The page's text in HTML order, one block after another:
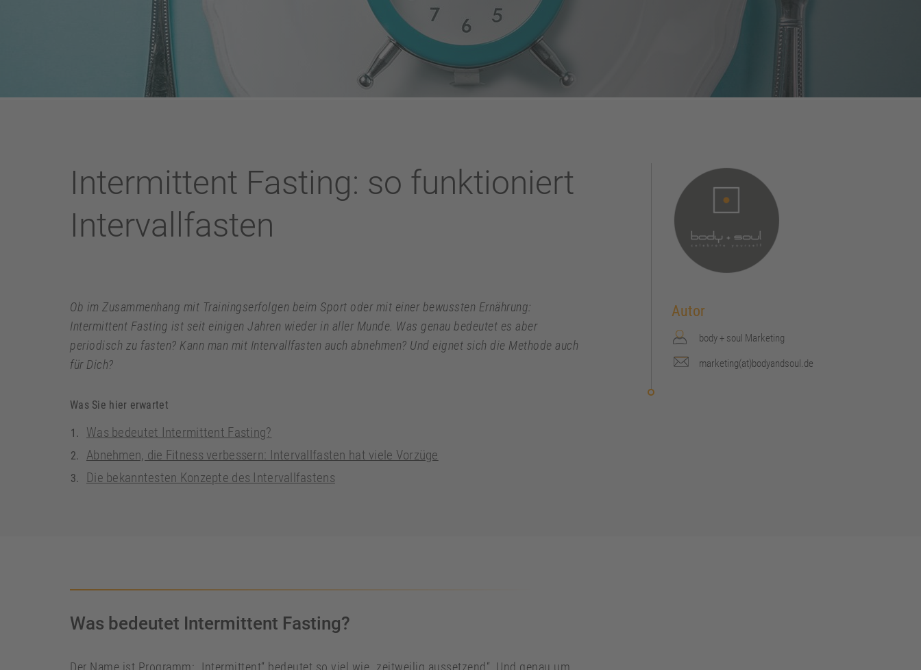
Intermittent Fasting: so funktioniert
Intervallfasten
Ob im Zusammenhang mit Trainingserfolgen beim Sport oder mit einer bewussten Ernährung:
Intermittent Fasting ist seit einigen Jahren wieder in aller Munde. Was genau bedeutet es aber
periodisch zu fasten? Kann man mit Intervallfasten auch abnehmen? Und eignet sich die Methode auch
für Dich?
Was Sie hier erwartet
Was bedeutet Intermittent Fasting?
Abnehmen, die Fitness verbessern: Intervallfasten hat viele Vorzüge
Die bekanntesten Konzepte des Intervallfastens
Autor
body + soul Marketing
marketing(at)bodyandsoul.de
Was bedeutet Intermittent Fasting?
Der Name ist Programm: „Intermittent“ bedeutet so viel wie „zeitweilig aussetzend“. Und genau um